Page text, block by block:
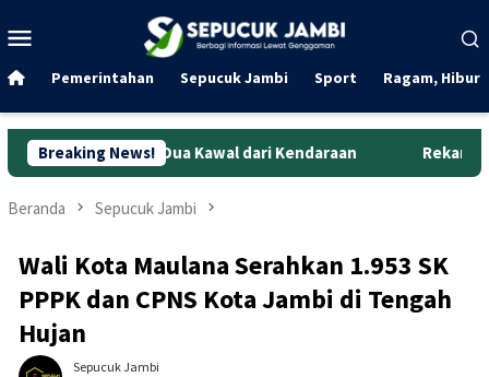
ke
Mobile
Pemerintahan Sepucuk Jambi Sport Ragam,
Breaking News!
Kawal dari Kendaraan Rekaman CCTV Bongkar
Beranda Sepucuk Jambi
Wali Kota Maulana Serahkan 1.953 SK
PPPK dan CPNS Kota Jambi di Tengah
Hujan
Sepucuk Jambi